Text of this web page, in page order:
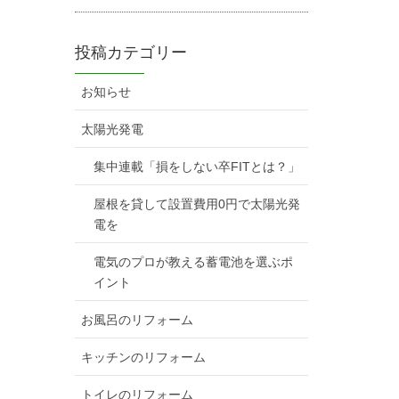
投稿カテゴリー
お知らせ
太陽光発電
集中連載「損をしない卒FITとは？」
屋根を貸して設置費用0円で太陽光発
電を
電気のプロが教える蓄電池を選ぶポ
イント
お風呂のリフォーム
キッチンのリフォーム
トイレのリフォーム